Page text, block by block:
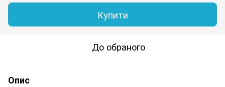
Купити
До обраного
Опис